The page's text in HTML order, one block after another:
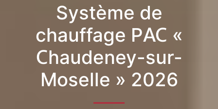
Système de
chauffage PAC «
Chaudeney-sur-
Moselle » 2026